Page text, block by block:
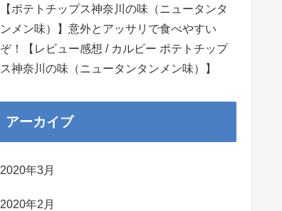
【ポテトチップス神奈川の味（ニュータンタ
ンメン味）】意外とアッサリで食べやすい
ぞ！【レビュー感想 / カルビー ポテトチップ
ス神奈川の味（ニュータンタンメン味）】
アーカイブ
2020年3月
2020年2月